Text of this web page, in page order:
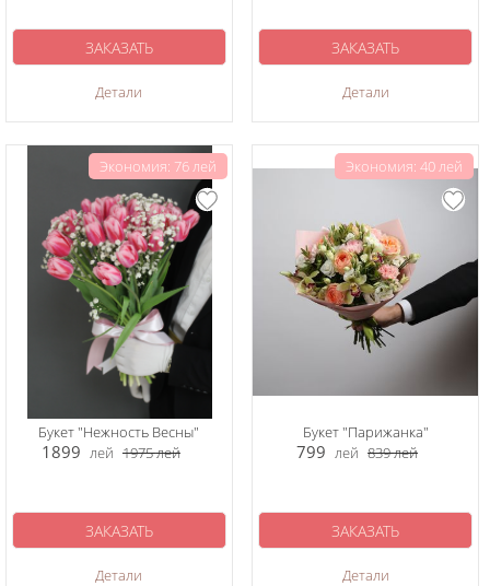
Детали
ЗАКАЗАТЬ
Детали
ЗАКАЗАТЬ
Экономия: 76 лей
Букет "Нежность Весны"
1899 лей 1975лей
Детали
ЗАКАЗАТЬ
Экономия: 40 лей
Букет "Парижанка"
799 лей 839лей
Детали
ЗАКАЗАТЬ